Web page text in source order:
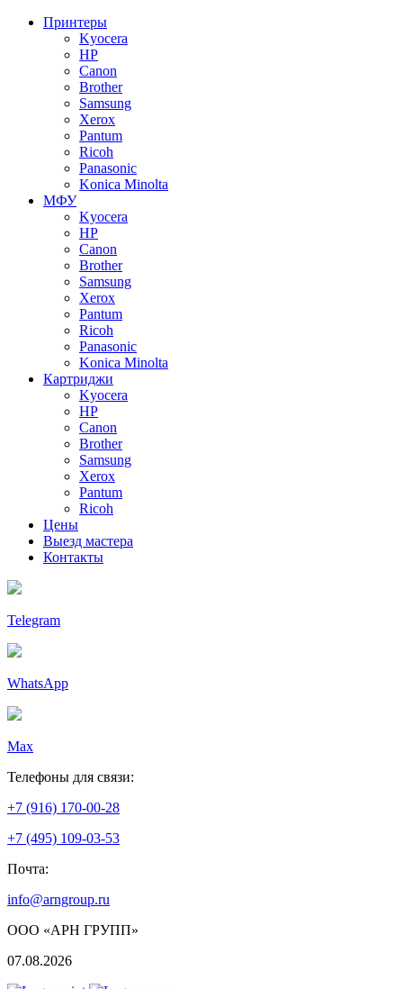
Принтеры
Kyocera
HP
Canon
Brother
Samsung
Xerox
Pantum
Ricoh
Panasonic
Konica Minolta
МФУ
Kyocera
HP
Canon
Brother
Samsung
Xerox
Pantum
Ricoh
Panasonic
Konica Minolta
Картриджи
Kyocera
HP
Canon
Brother
Samsung
Xerox
Pantum
Ricoh
Цены
Выезд мастера
Контакты
Telegram
WhatsApp
Max
Телефоны для связи:
+7 (916) 170-00-28
+7 (495) 109-03-53
Почта:
info@arngroup.ru
ООО «АРН ГРУПП»
07.08.2026